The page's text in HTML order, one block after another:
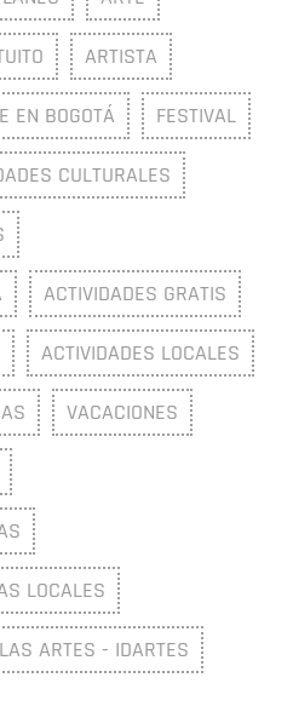
ARTISTA
EN BOGOTÁ FESTIVAL
CULTURALES
ACTIVIDADES GRATIS
ACTIVIDADES LOCALES
VACACIONES
LOCALES
ARTES - IDARTES